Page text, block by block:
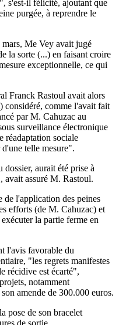
s'est-il félicité, ajoutant que
purgée, à reprendre le
Me Vey avait jugé
la sorte (...) en faisant croire
exceptionnelle, ce qui
Franck Rastoul avait alors
considéré, comme l'avait fait
par M. Cahuzac au
surveillance électronique
réadaptation sociale
telle mesure".
aurait été prise à
avait assuré M. Rastoul.
de l'application des peines
efforts (de M. Cahuzac) et
la partie ferme en
l'avis favorable du
"les regrets manifestes
récidive est écarté",
notamment
amende de 300.000 euros.
pose de son bracelet
de sortie.